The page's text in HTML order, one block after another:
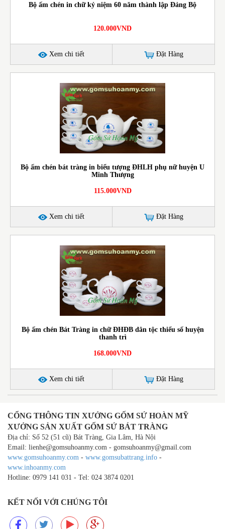
Bộ ấm chén in chữ kỷ niệm 60 năm thành lập Đảng Bộ
120.000VND
Xem chi tiết Đặt Hàng
Bộ ấm chén bát tràng in biểu tượng ĐHLH phụ nữ huyện U
Minh Thượng
115.000VND
Xem chi tiết Đặt Hàng
Bộ ấm chén Bát Tràng in chữ ĐHĐB dân tộc thiểu số huyện
thanh trì
168.000VND
Xem chi tiết Đặt Hàng
CỔNG THÔNG TIN XƯỞNG GỐM SỨ HOÀN MỸ
XƯỞNG SẢN XUẤT GỐM SỨ BÁT TRÀNG
Địa chỉ: Số 52 (51 cũ) Bát Tràng, Gia Lâm, Hà Nội
Email: lienhe@gomsuhoanmy.com - gomsuhoanmy@gmail.com
www.gomsuhoanmy.com - www.gomsubattrang.info -
www.inhoanmy.com
Hotline: 0979 141 031 - Tel: 024 3874 0201
KẾT NỐI VỚI CHÚNG TÔI